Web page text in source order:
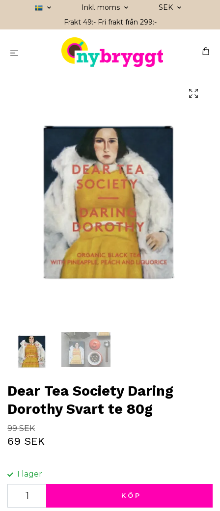
Inkl. moms
SEK
Frakt 49:- Fri frakt från 299:-
Dear Tea Society Daring
Dorothy Svart te 80g
99 SEK
69 SEK
I lager
KÖP